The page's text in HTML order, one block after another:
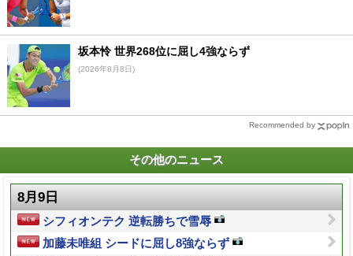
坂本怜 世界268位に屈し4強ならず
(2026年8月8日)
Recommended by
その他のニュース
8月9日
シフィオンテク 逆転勝ちで雪辱
加藤未唯組 シードに屈し8強ならず